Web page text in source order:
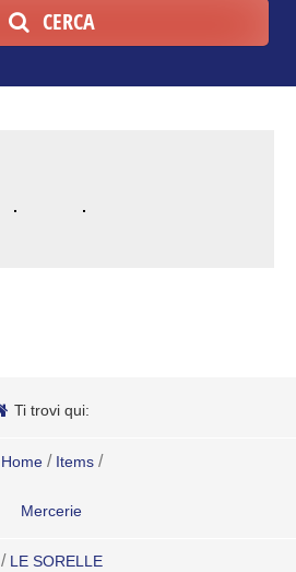
CERCA
Ti trovi qui:
Home / Items /
Mercerie
/ LE SORELLE